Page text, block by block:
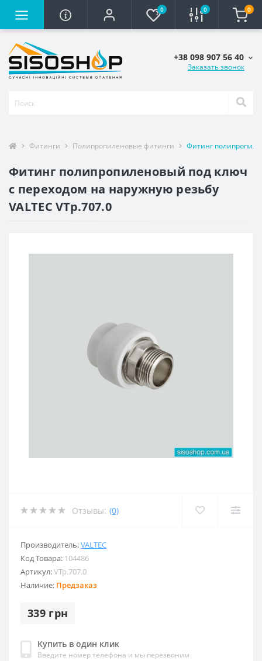
0 0 0
+38 098 907 56 40
Заказать звонок
Фитинги Полипропиленовые фитинги Фитинг
Фитинг полипропиленовый под ключ
с переходом на наружную резьбу
VALTEC VTp.707.0
Отзывы: (0)
Производитель:VALTEC
Код Товара: 104486
Артикул:VTp.707.0
Наличие: Предзаказ
339 грн
Купить в один клик
Введите номер телефона и мы перезвоним